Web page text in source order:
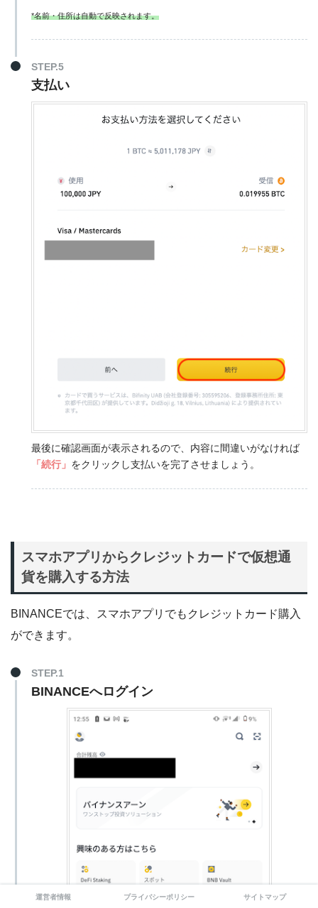
*名前・住所は自動で反映されます。
STEP.5
支払い
最後に確認画面が表示されるので、内容に間違いがなければ
「続行」 をクリックし支払いを完了させましょう。
スマホアプリからクレジットカードで仮想通
貨を購入する方法
BINANCEでは、スマホアプリでもクレジットカード購入
ができます。
STEP.1
BINANCEへログイン
運営者情報 プライバシーポリシー サイトマップ